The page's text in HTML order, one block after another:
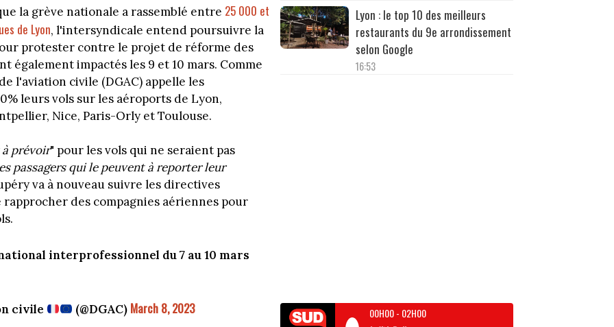
la grève nationale a rassemblé entre 25 000 et
de Lyon, l'intersyndicale entend poursuivre la
protester contre le projet de réforme des
également impactés les 9 et 10 mars. Comme
l'aviation civile (DGAC) appelle les
leurs vols sur les aéroports de Lyon,
Nice, Paris-Orly et Toulouse.
prévoir" pour les vols qui ne seraient pas
passagers qui le peuvent à reporter leur
va à nouveau suivre les directives
des compagnies aériennes pour
interprofessionnel du 7 au 10 mars
civile (@DGAC) March 8, 2023
Lyon : le top 10 des meilleurs
restaurants du 9e arrondissement
selon Google
16:53
00H00- 02H00